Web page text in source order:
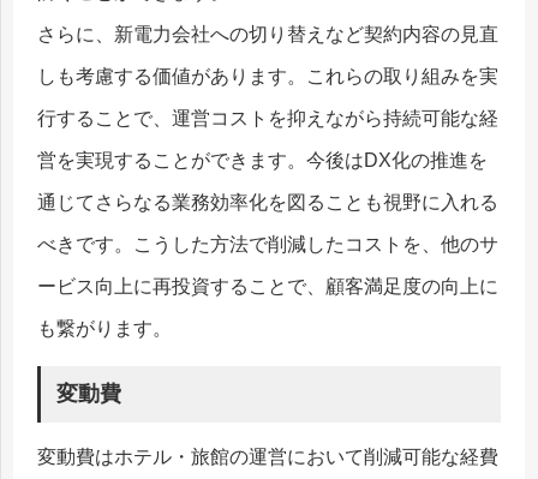
さらに、新電力会社への切り替えなど契約内容の見直
しも考慮する価値があります。これらの取り組みを実
行することで、運営コストを抑えながら持続可能な経
営を実現することができます。今後はDX化の推進を
通じてさらなる業務効率化を図ることも視野に入れる
べきです。こうした方法で削減したコストを、他のサ
ービス向上に再投資することで、顧客満足度の向上に
も繋がります。
変動費
変動費はホテル・旅館の運営において削減可能な経費